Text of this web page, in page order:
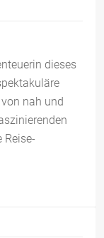
dieses
nah und
Reise-